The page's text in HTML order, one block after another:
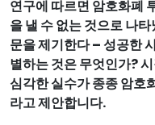
연구에 따르면 암호화폐
을 낼 수 없는 것으로 나
문을 제기한다 – 성공한
별하는 것은 무엇인가?
심각한 실수가 종종 암호
라고 제안합니다.